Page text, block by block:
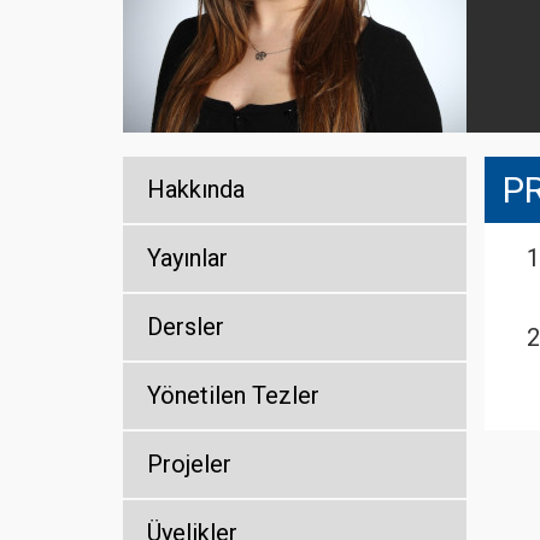
Hakkında
Yayınlar
Dersler
Yönetilen Tezler
Projeler
Üyelikler